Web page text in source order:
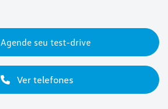
Ver telefones
Agende seu test-drive